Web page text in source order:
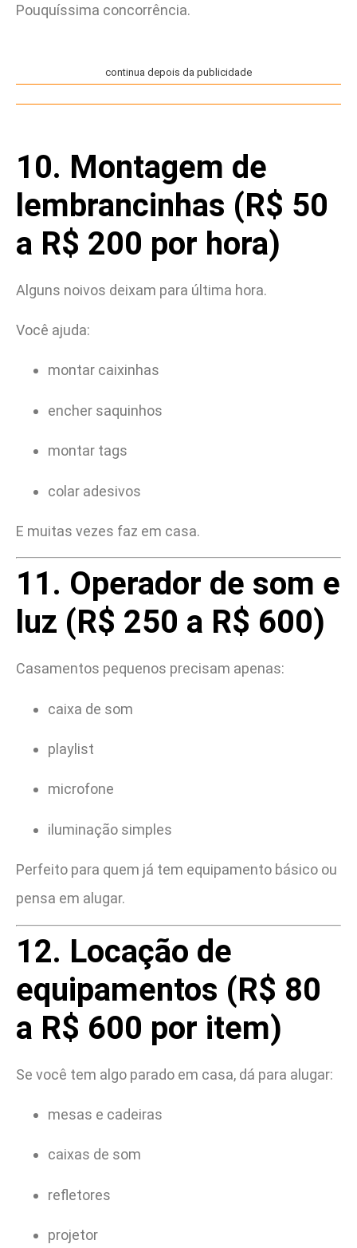
Pouquíssima concorrência.
continua depois da publicidade
10. Montagem de
lembrancinhas (R$ 50
a R$ 200 por hora)
Alguns noivos deixam para última hora.
Você ajuda:
montar caixinhas
encher saquinhos
montar tags
colar adesivos
E muitas vezes faz em casa.
11. Operador de som e
luz (R$ 250 a R$ 600)
Casamentos pequenos precisam apenas:
caixa de som
playlist
microfone
iluminação simples
Perfeito para quem já tem equipamento básico ou
pensa em alugar.
12. Locação de
equipamentos (R$ 80
a R$ 600 por item)
Se você tem algo parado em casa, dá para alugar:
mesas e cadeiras
caixas de som
refletores
projetor